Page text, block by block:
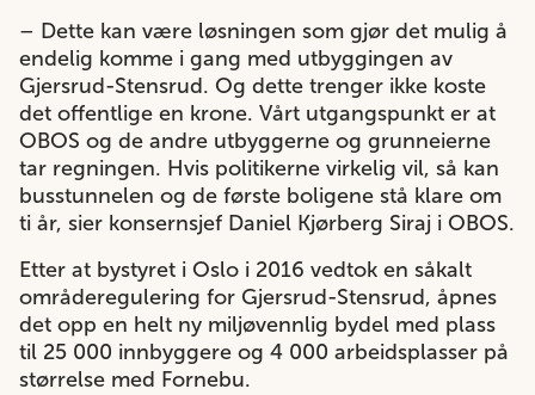
– Dette kan være løsningen som gjør det mulig å
endelig komme i gang med utbyggingen av
Gjersrud-Stensrud. Og dette trenger ikke koste
det offentlige en krone. Vårt utgangspunkt er at
OBOS og de andre utbyggerne og grunneierne
tar regningen. Hvis politikerne virkelig vil, så kan
busstunnelen og de første boligene stå klare om
ti år, sier konsernsjef Daniel Kjørberg Siraj i OBOS.
Etter at bystyret i Oslo i 2016 vedtok en såkalt
områderegulering for Gjersrud-Stensrud, åpnes
det opp en helt ny miljøvennlig bydel med plass
til 25 000 innbyggere og 4 000 arbeidsplasser på
størrelse med Fornebu.